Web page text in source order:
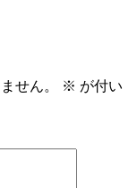
せん。 ※ が付い